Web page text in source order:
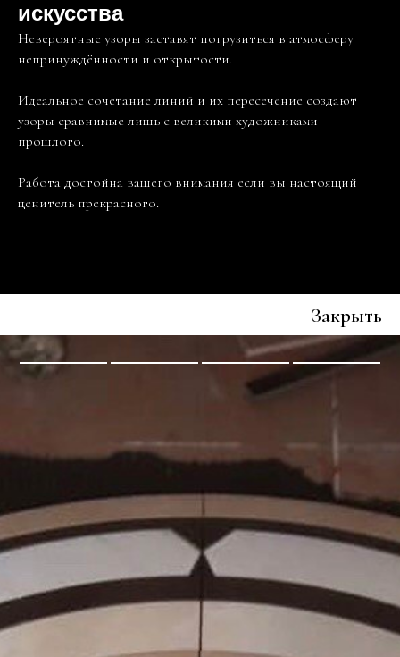
искусства
Невероятные узоры заставят погрузиться в атмосферу
непринуждённости и открытости.
Идеальное сочетание линий и их пересечение создают
узоры сравнимые лишь с великими художниками
прошлого.
Работа достойна вашего внимания если вы настоящий
ценитель прекрасного.
Закрыть